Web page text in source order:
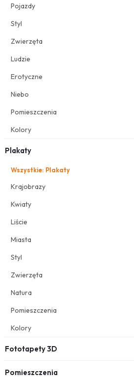
Pojazdy
Styl
Zwierzęta
Ludzie
Erotyczne
Niebo
Pomieszczenia
Kolory
Plakaty
Wszystkie: Plakaty
Krajobrazy
Kwiaty
Liście
Miasta
Styl
Zwierzęta
Natura
Pomieszczenia
Kolory
Fototapety 3D
Pomieszczenia